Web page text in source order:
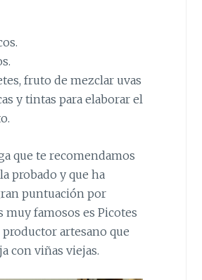
fruto de mezclar uvas
y tintas para elaborar el
que te recomendamos
probado y que ha
puntuación por
muy famosos es Picotes
artesano que
con viñas viejas.